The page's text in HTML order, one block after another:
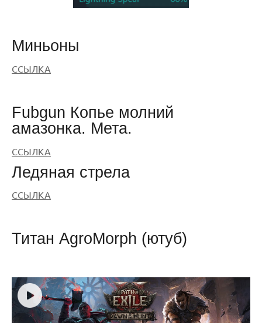
Миньоны
ССЫЛКА
Fubgun Копье молний
амазонка. Мета.
ССЫЛКА
Ледяная стрела
ССЫЛКА
Титан AgroMorph (ютуб)